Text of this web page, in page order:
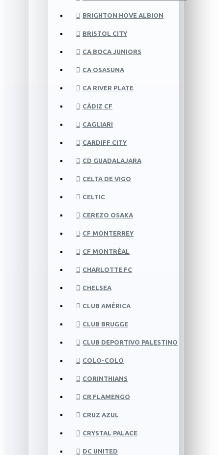
BRIGHTON HOVE ALBION
BRISTOL CITY
CA BOCA JUNIORS
CA OSASUNA
CA RIVER PLATE
CÁDIZ CF
CAGLIARI
CARDIFF CITY
CD GUADALAJARA
CELTA DE VIGO
CELTIC
CEREZO OSAKA
CF MONTERREY
CF MONTRÉAL
CHARLOTTE FC
CHELSEA
CLUB AMÉRICA
CLUB BRUGGE
CLUB DEPORTIVO PALESTINO
COLO-COLO
CORINTHIANS
CR FLAMENGO
CRUZ AZUL
CRYSTAL PALACE
DC UNITED